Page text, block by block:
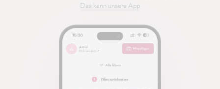
Das kann unsere App